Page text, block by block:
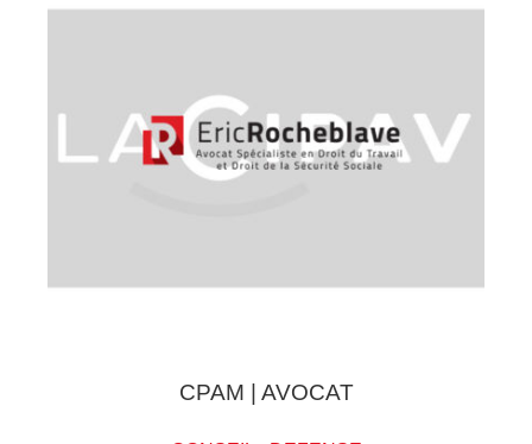
CPAM | AVOCAT